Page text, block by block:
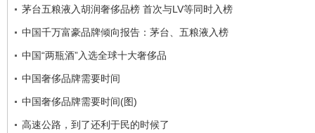
茅台五粮液入胡润奢侈品榜 首次与LV等同时入榜
中国千万富豪品牌倾向报告：茅台、五粮液入榜
中国“两瓶酒”入选全球十大奢侈品
中国奢侈品牌需要时间
中国奢侈品牌需要时间(图)
高速公路，到了还利于民的时候了